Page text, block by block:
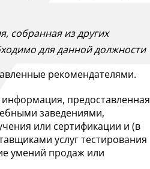
собранная из других
для данной должности
рекомендателями.
предоставленная
заведениями,
или сертификации и (в
услуг тестирования
умений продаж или